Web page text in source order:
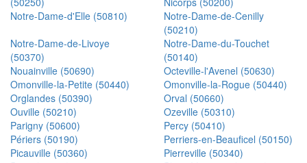
Notre-Dame-d'Elle (50810)
Notre-Dame-de-Cenilly
(50210)
Notre-Dame-de-Livoye
(50370)
Notre-Dame-du-Touchet
(50140)
Nouainville (50690)
Octeville-l'Avenel (50630)
Omonville-la-Petite (50440)
Omonville-la-Rogue (50440)
Orglandes (50390)
Orval (50660)
Ouville (50210)
Ozeville (50310)
Parigny (50600)
Percy (50410)
Périers (50190)
Perriers-en-Beauficel (50150)
Picauville (50360)
Pierreville (50340)